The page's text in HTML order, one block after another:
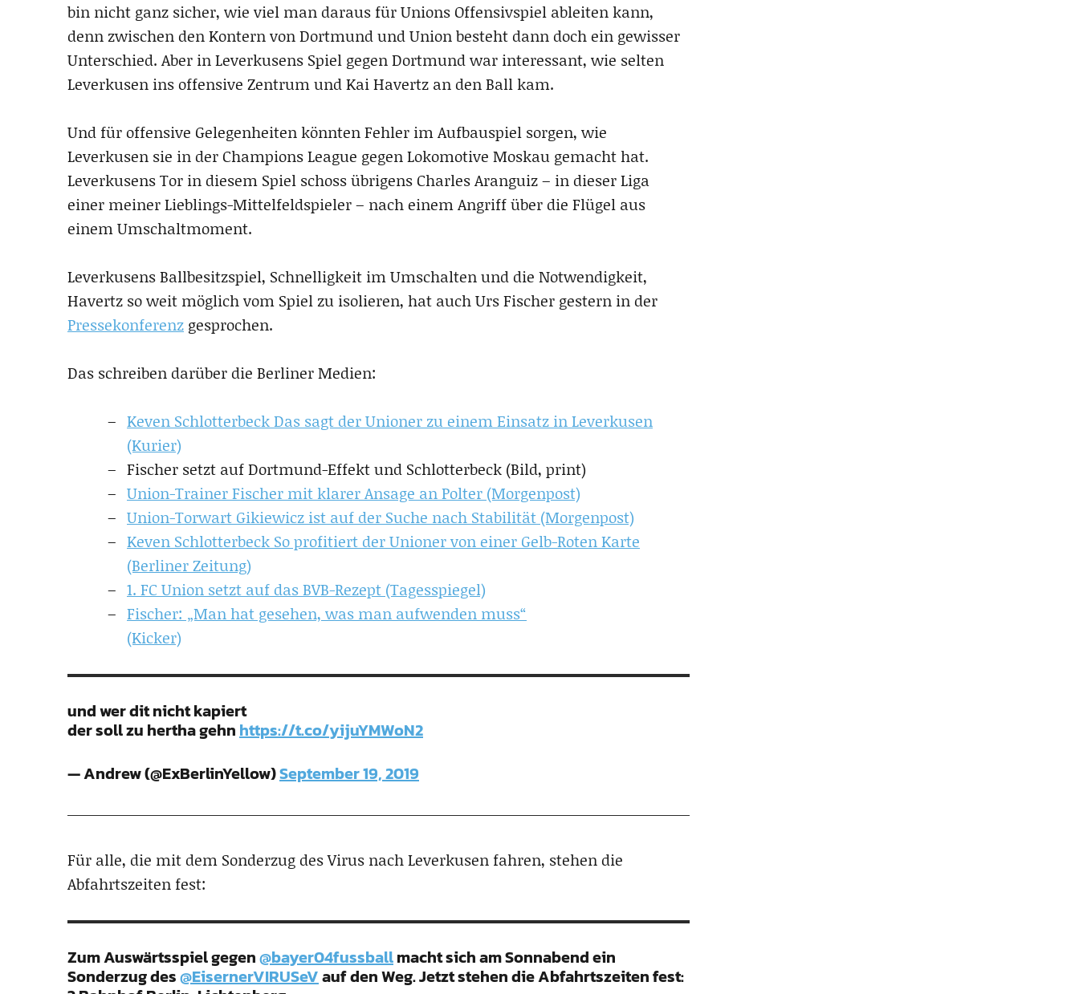
bin nicht ganz sicher, wie viel man daraus für Unions Offensivspiel ableiten kann,
denn zwischen den Kontern von Dortmund und Union besteht dann doch ein gewisser
Unterschied. Aber in Leverkusens Spiel gegen Dortmund war interessant, wie selten
Leverkusen ins offensive Zentrum und Kai Havertz an den Ball kam.
Und für offensive Gelegenheiten könnten Fehler im Aufbauspiel sorgen, wie
Leverkusen sie in der Champions League gegen Lokomotive Moskau gemacht hat.
Leverkusens Tor in diesem Spiel schoss übrigens Charles Aranguiz – in dieser Liga
einer meiner Lieblings-Mittelfeldspieler – nach einem Angriff über die Flügel aus
einem Umschaltmoment.
Leverkusens Ballbesitzspiel, Schnelligkeit im Umschalten und die Notwendigkeit,
Havertz so weit möglich vom Spiel zu isolieren, hat auch Urs Fischer gestern in der
Pressekonferenz gesprochen.
Das schreiben darüber die Berliner Medien:
Keven Schlotterbeck Das sagt der Unioner zu einem Einsatz in Leverkusen
(Kurier)
Fischer setzt auf Dortmund-Effekt und Schlotterbeck (Bild, print)
Union-Trainer Fischer mit klarer Ansage an Polter (Morgenpost)
Union-Torwart Gikiewicz ist auf der Suche nach Stabilität (Morgenpost)
Keven Schlotterbeck So profitiert der Unioner von einer Gelb-Roten Karte
(Berliner Zeitung)
1. FC Union setzt auf das BVB-Rezept (Tagesspiegel)
Fischer: „Man hat gesehen, was man aufwenden muss“
(Kicker)
und wer dit nicht kapiert
der soll zu hertha gehnhttps://t.co/yijuYMWoN2
— Andrew (@ExBerlinYellow)September 19, 2019
Für alle, die mit dem Sonderzug des Virus nach Leverkusen fahren, stehen die
Abfahrtszeiten fest:
Zum Auswärtsspiel gegen@bayer04fussballmacht sich am Sonnabend ein
Sonderzug des@EisernerVIRUSeVauf den Weg. Jetzt stehen die Abfahrtszeiten fest: